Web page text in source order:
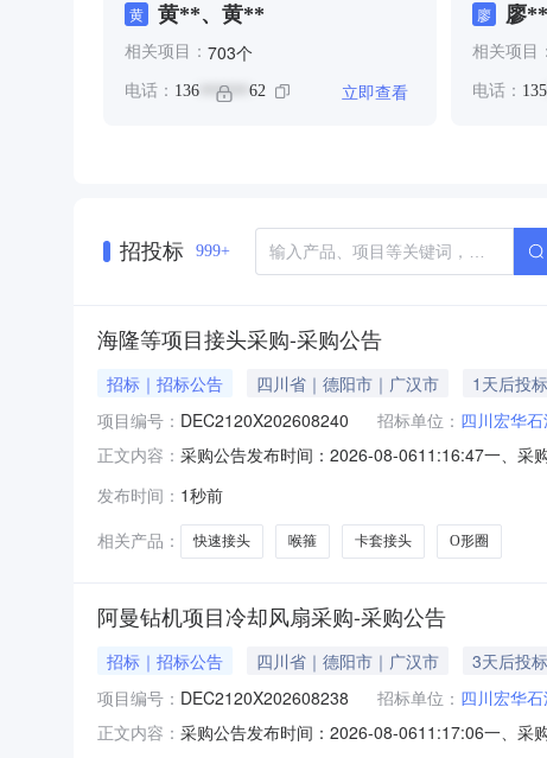
黄 黄**、黄**
相关项目： 703个
电话： 136 ****** 62 立即查看
廖 廖
相关项目：
电话： 135
招投标 999+
海隆等项目接头采购-采购公告
招标｜招标公告 四川省｜德阳市｜广汉市
1天后投
项目编号： DEC2120X202608240 招标单位： 四川宏华
正文内容： 采购公告发布时间：2026-08-0611:16:47一、采
东方电气集中采购管理平台网址：，登录系统。
发布时间： 1秒前
相关产品：
快速接头 喉箍 卡套接头 O形圈
阿曼钻机项目冷却风扇采购-采购公告
招标｜招标公告 四川省｜德阳市｜广汉市
3天后投
项目编号： DEC2120X202608238 招标单位： 四川宏华
正文内容： 采购公告发布时间：2026-08-0611:17:06一、采